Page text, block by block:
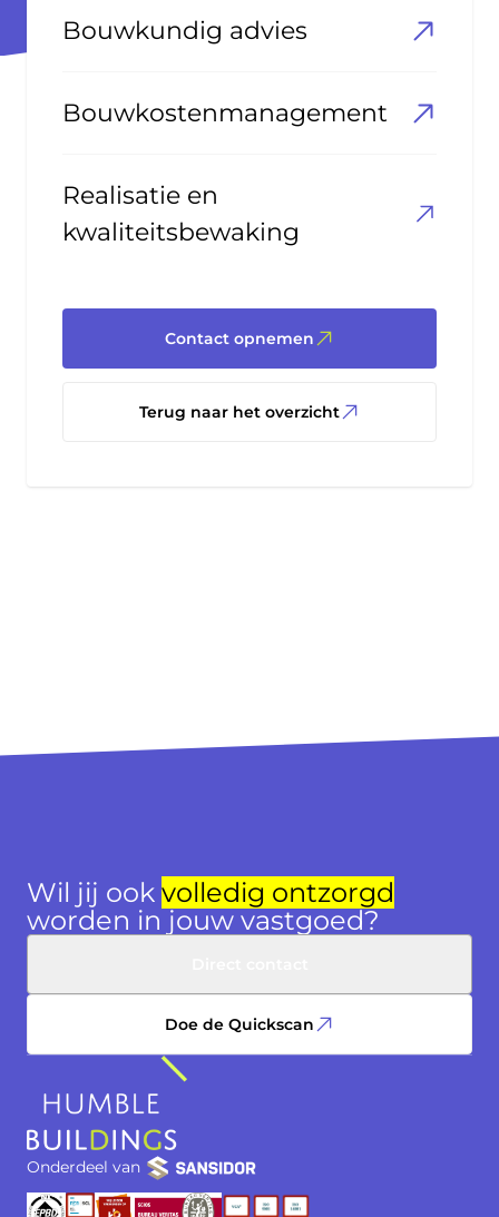
Bouwkundig advies
Bouwkostenmanagement
Realisatie en
kwaliteitsbewaking
Contact opnemen
Terug naar het overzicht
Wil jij ook volledig ontzorgd
worden in jouw vastgoed?
Doe de Quickscan
Onderdeel van